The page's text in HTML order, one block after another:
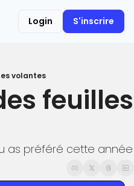
Login S'inscrire
volantes
feuilles
as préféré cette année